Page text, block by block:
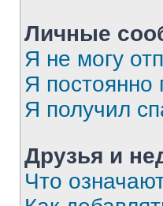
Личные
Я не могу
Я
Я получил
Друзья и
Что